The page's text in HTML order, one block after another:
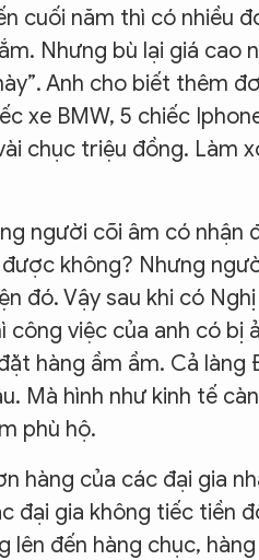
cuối năm thì có nhiều
Nhưng bù lại giá cao
Anh cho biết thêm
xe BMW, 5 chiếc
chục triệu đồng. Làm
người cõi âm có nhận
không? Nhưng
đó. Vậy sau khi có
việc của anh có bị
hàng ầm ầm. Cả làng
Mà hình như kinh tế
phù hộ.
hàng của các đại gia
đại gia không tiếc tiền
lên đến hàng chục,